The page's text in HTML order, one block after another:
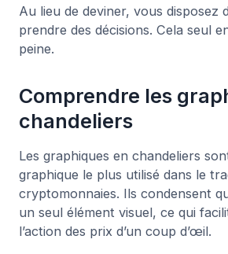
Au lieu de deviner, vous disposez
prendre des décisions. Cela seul
peine.
Comprendre les
chandeliers
Les graphiques en chandeliers
graphique le plus utilisé dans le
cryptomonnaies. Ils condensent
un seul élément visuel, ce qui
l’action des prix d’un coup d’œil.